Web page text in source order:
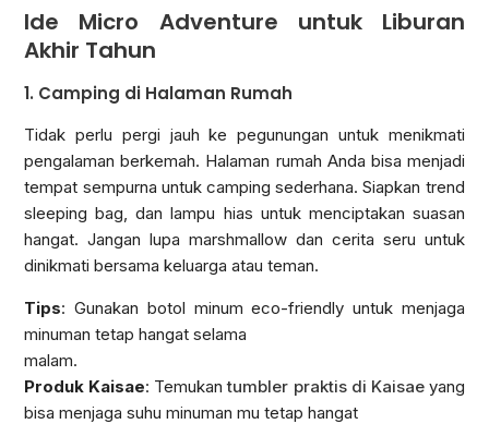
Ide Micro Adventure untuk Liburan
Akhir Tahun
1. Camping di Halaman Rumah
Tidak perlu pergi jauh ke pegunungan untuk menikmati
pengalaman berkemah. Halaman rumah Anda bisa menjadi
tempat sempurna untuk camping sederhana. Siapkan trend
sleeping bag, dan lampu hias untuk menciptakan suasan
hangat. Jangan lupa marshmallow dan cerita seru untuk
dinikmati bersama keluarga atau teman.
Tips: Gunakan botol minum eco-friendly untuk menjaga
minuman tetap hangat selama
malam.
Produk Kaisae: Temukantumbler praktis di Kaisaeyang
bisa menjaga suhu minuman mu tetap hangat